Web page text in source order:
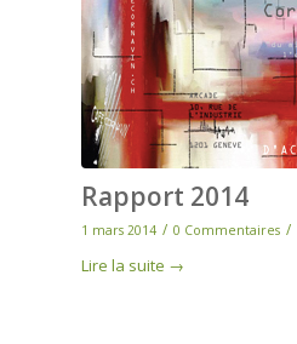
Rapport 2014
1 mars 2014 / 0 Commentaires /
Lire la suite →